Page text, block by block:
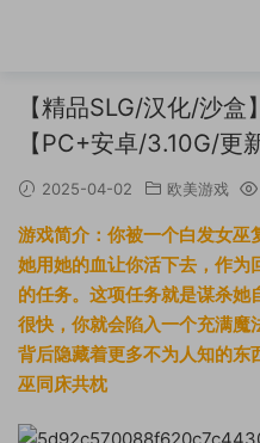
【精品SLG/汉化/沙
【PC+安卓/3.10G/更
2025-04-02 欧美游戏
游戏简介：你被一个白发女巫
她用她的血让你活下去，作为
的任务。这项任务就是谋杀她
很快，你就会陷入一个充满魔
背后隐藏着更多不为人知的东
巫同床共枕